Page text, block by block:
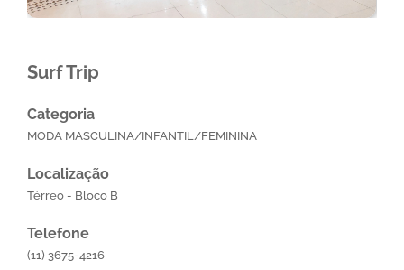
Surf Trip
Categoria
MODA MASCULINA/INFANTIL/FEMININA
Localização
Térreo - Bloco B
Telefone
(11) 3675-4216